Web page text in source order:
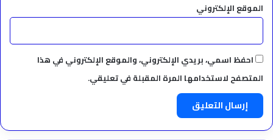
الموقع الإلكتروني
احفظ اسمي، بريدي الإلكتروني، والموقع الإلكتروني في هذا
المتصفح لاستخدامها المرة المقبلة في تعليقي.